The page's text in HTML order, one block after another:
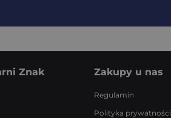
Znak Zakupy u nas
Regulamin
Polityka prywatności